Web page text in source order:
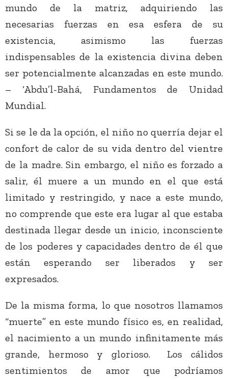
mundo de la matriz, adquiriendo las
necesarias fuerzas en esa esfera de su
existencia, asimismo las fuerzas
indispensables de la existencia divina deben
ser potencialmente alcanzadas en este mundo.
– ‘Abdu’l-Bahá, Fundamentos de Unidad
Mundial.
Si se le da la opción, el niño no querría dejar el
confort de calor de su vida dentro del vientre
de la madre. Sin embargo, el niño es forzado a
salir, él muere a un mundo en el que está
limitado y restringido, y nace a este mundo,
no comprende que este era lugar al que estaba
destinada llegar desde un inicio, inconsciente
de los poderes y capacidades dentro de él que
están esperando ser liberados y ser
expresados.
De la misma forma, lo que nosotros llamamos
“muerte” en este mundo físico es, en realidad,
el nacimiento a un mundo infinitamente más
grande, hermoso y glorioso. Los cálidos
sentimientos de amor que podríamos